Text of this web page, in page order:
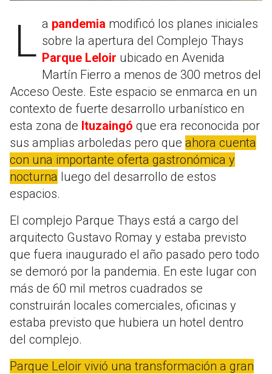
La pandemia modificó los planes iniciales
sobre la apertura del Complejo Thays
Parque Leloir ubicado en Avenida
Martín Fierro a menos de 300 metros del
Acceso Oeste. Este espacio se enmarca en un
contexto de fuerte desarrollo urbanístico en
esta zona de Ituzaingó que era reconocida por
sus amplias arboledas pero que ahora cuenta
con una importante oferta gastronómica y
nocturna luego del desarrollo de estos
espacios.
El complejo Parque Thays está a cargo del
arquitecto Gustavo Romay y estaba previsto
que fuera inaugurado el año pasado pero todo
se demoró por la pandemia. En este lugar con
más de 60 mil metros cuadrados se
construirán locales comerciales, oficinas y
estaba previsto que hubiera un hotel dentro
del complejo.
Parque Leloir vivió una transformación a gran